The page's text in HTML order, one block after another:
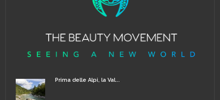
Prima delle Alpi, la Val...